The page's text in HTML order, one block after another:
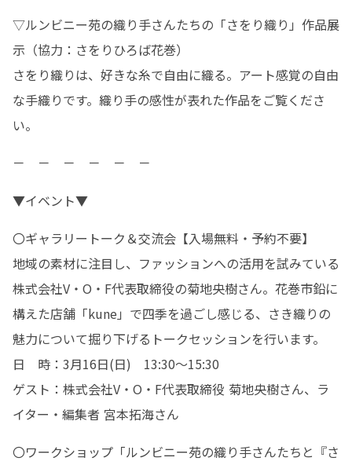
▽ルンビニー苑の織り手さんたちの「さをり織り」作品展
示（協力：さをりひろば花巻）
さをり織りは、好きな糸で自由に織る。アート感覚の自由
な手織りです。織り手の感性が表れた作品をご覧くださ
い。
－　－　－　－　－　－
▼イベント▼
〇ギャラリートーク＆交流会【入場無料・予約不要】
地域の素材に注目し、ファッションへの活用を試みている
株式会社V・O・F代表取締役の菊地央樹さん。花巻市鉛に
構えた店舗「kune」で四季を過ごし感じる、さき織りの
魅力について掘り下げるトークセッションを行います。
日　時：3月16日(日)　13:30～15:30
ゲスト：株式会社V・O・F代表取締役 菊地央樹さん、ラ
イター・編集者 宮本拓海さん
〇ワークショップ「ルンビニー苑の織り手さんたちと『さ